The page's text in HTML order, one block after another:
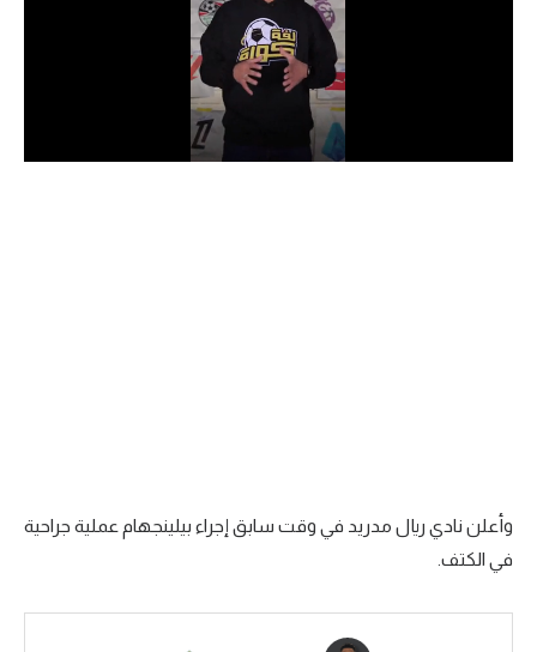
الدوري السعودي للمحترفين
منتخب مصر
وأعلن نادي ريال مدريد في وقت سابق إجراء بيلينجهام عملية جراحية
في الكتف.